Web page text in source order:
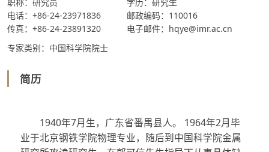
电话：+86-24-23971836
邮政编码：110016
传真：+86-24-23891320
电子邮件：hqye@imr.ac.cn
专家类别：中国科学院院士
简历
1940年7月生，广东省番禺县人。 1964年2月毕
业于北京钢铁学院物理专业，随后到中国科学院金属